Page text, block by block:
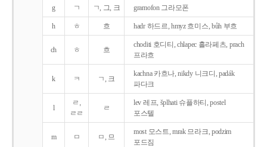
g ㄱ ㄱ, 그, 크 gramofon 그라모폰
h ㅎ 흐 hadr 하드르, hmyz 흐미스, bůh 부흐
ch ㅎ 흐
choditi 호디티, chlapec 흘라페츠, prach
프라흐
k ㅋ ㄱ, 크
kachna 카흐나, nikdy 니크디, padák
파다크
l
ㄹ,
ㄹㄹ
ㄹ
lev 레프, šplhati 슈플하티, postel
포스텔
m ㅁ ㅁ, 므
most 모스트, mrak 므라크, podzim
포드짐